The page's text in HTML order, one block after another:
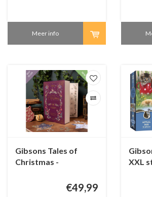
Meer info
Gibsons Tales of
Christmas -
originele puzzeltjes
€49,99
XXL